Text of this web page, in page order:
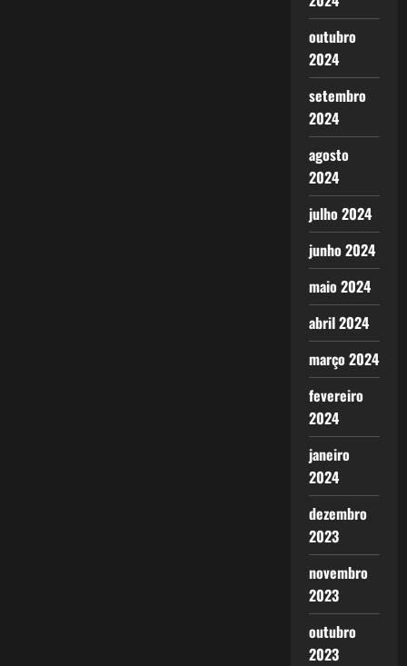
outubro
2024
setembro
2024
agosto
2024
julho 2024
junho 2024
maio 2024
abril 2024
março 2024
fevereiro
2024
janeiro
2024
dezembro
2023
novembro
2023
outubro
2023